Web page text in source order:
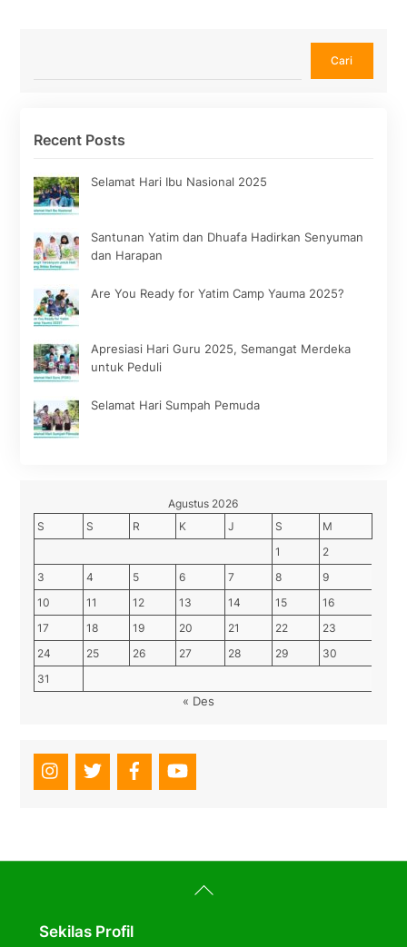
Cari
Recent Posts
Selamat Hari Ibu Nasional 2025
Santunan Yatim dan Dhuafa Hadirkan Senyuman
dan Harapan
Are You Ready for Yatim Camp Yauma 2025?
Apresiasi Hari Guru 2025, Semangat Merdeka
untuk Peduli
Selamat Hari Sumpah Pemuda
Agustus 2026
S
S R K J S
M
1
2
3
4 5 6 7 8
9
10
11 12 13 14 15
16
17
18 19 20 21 22
23
24
25 26 27 28 29
30
31
« Des
Back
To
Sekilas Profil